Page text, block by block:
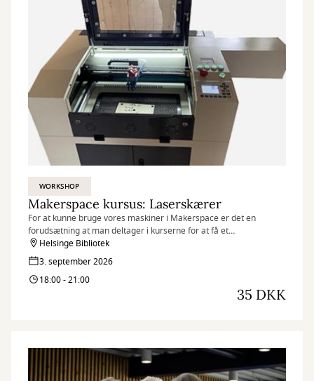
WORKSHOP
Makerspace kursus: Laserskærer
For at kunne bruge vores maskiner i Makerspace er det en
forudsætning at man deltager i kurserne for at få et
grundlæggende kendskab til dem.
Helsinge Bibliotek
3. september 2026
18:00 - 21:00
35 DKK